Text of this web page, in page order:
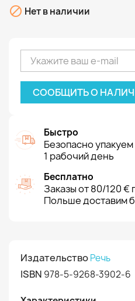
 Нет в наличии
СООБЩИТЬ О
Быстро
Безопасно
1 рабочий день
Бесплатно
Заказы от 80/120 €
Польше доставим
ИздательствоРечь
ISBN 978-5-9268-3902-6